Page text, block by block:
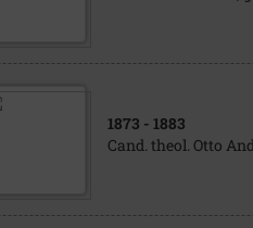
1873 - 1883
Cand. theol. Otto